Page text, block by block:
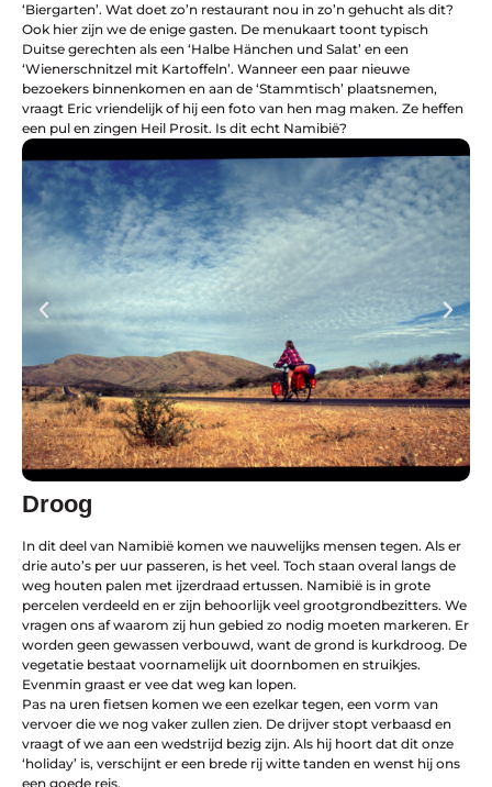
‘Biergarten’. Wat doet zo’n restaurant nou in zo’n gehucht als dit?
Ook hier zijn we de enige gasten. De menukaart toont typisch
Duitse gerechten als een ‘Halbe Hänchen und Salat’ en een
‘Wienerschnitzel mit Kartoffeln’. Wanneer een paar nieuwe
bezoekers binnenkomen en aan de ‘Stammtisch’ plaatsnemen,
vraagt Eric vriendelijk of hij een foto van hen mag maken. Ze heffen
een pul en zingen Heil Prosit. Is dit echt Namibië?
Droog
In dit deel van Namibië komen we nauwelijks mensen tegen. Als er
drie auto’s per uur passeren, is het veel. Toch staan overal langs de
weg houten palen met ijzerdraad ertussen. Namibië is in grote
percelen verdeeld en er zijn behoorlijk veel grootgrondbezitters. We
vragen ons af waarom zij hun gebied zo nodig moeten markeren. Er
worden geen gewassen verbouwd, want de grond is kurkdroog. De
vegetatie bestaat voornamelijk uit doornbomen en struikjes.
Evenmin graast er vee dat weg kan lopen.
Pas na uren fietsen komen we een ezelkar tegen, een vorm van
vervoer die we nog vaker zullen zien. De drijver stopt verbaasd en
vraagt of we aan een wedstrijd bezig zijn. Als hij hoort dat dit onze
‘holiday’ is, verschijnt er een brede rij witte tanden en wenst hij ons
een goede reis.